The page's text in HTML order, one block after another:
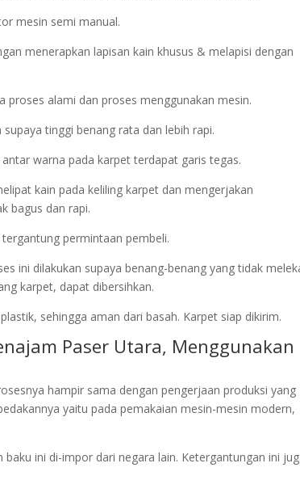
mesin semi manual.
menerapkan lapisan kain khusus & melapisi dengan
proses alami dan proses menggunakan mesin.
tinggi benang rata dan lebih rapi.
warna pada karpet terdapat garis tegas.
kain pada keliling karpet dan mengerjakan
bagus dan rapi.
permintaan pembeli.
ini dilakukan supaya benang-benang yang tidak
karpet, dapat dibersihkan.
sehingga aman dari basah. Karpet siap dikirim.
Paser Utara, Menggunakan
hampir sama dengan pengerjaan produksi yang
yaitu pada pemakaian mesin-mesin modern,
ini di-impor dari negara lain. Ketergantungan ini